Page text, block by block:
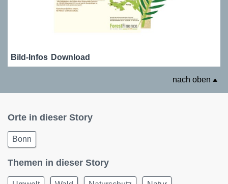
Bild-Infos Download
nach oben
Orte in dieser Story
Bonn
Themen in dieser Story